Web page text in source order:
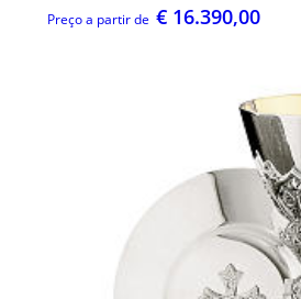
Preço a partir de € 16.390,00